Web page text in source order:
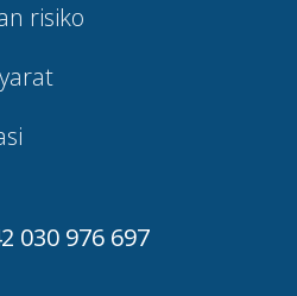
risiko
030 976 697